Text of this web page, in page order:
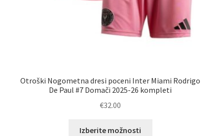
Otroški Nogometna dresi poceni Inter Miami Rodrigo
De Paul #7 Domači 2025-26 kompleti
€32.00
Izberite možnosti